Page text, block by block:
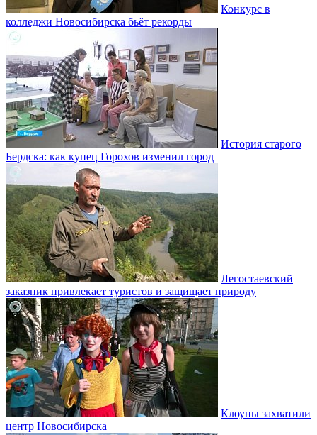
Конкурс в
колледжи Новосибирска бьёт рекорды
История старого
Бердска: как купец Горохов изменил город
Легостаевский
заказник привлекает туристов и защищает природу
Клоуны захватили
центр Новосибирска